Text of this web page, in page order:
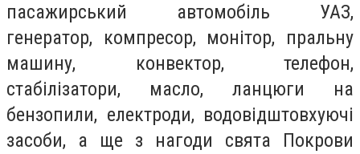
пасажирський автомобіль УАЗ,
генератор, компресор, монітор, пральну
машину, конвектор, телефон,
стабілізатори, масло, ланцюги на
бензопили, електроди, водовідштовхуючі
засоби, а ще з нагоди свята Покрови